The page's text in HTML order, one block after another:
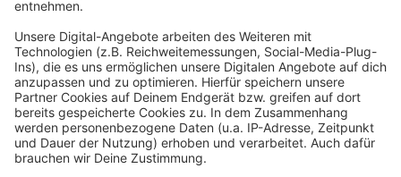
Version. Elvis wird sich mit Kollegen und ehemaligen
"Opfern" über die Telefonate aus den letzten zwei
Jahrzehnten unterhalten. Wir erfahren auch, wie es ihm
dabei ergangen ist und wobei er selbst mal ins
Schleudern gekommen ist. Viel Spaß beim Zuhören und
bitte nicht erschrecken, wenn dabei das Telefon
klingelt. Es muss ja nicht unbedingt Elvis Eifel dran
sein.